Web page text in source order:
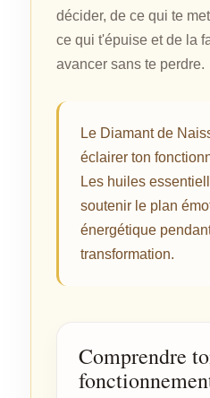
décider, de ce qui te
ce qui t'épuise et de la
avancer sans te perdre.
Le Diamant de
éclairer ton
Les huiles
soutenir le plan
énergétique
transformation.
Comprendre